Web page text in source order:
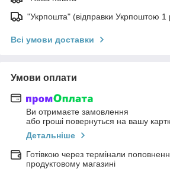
"Укрпошта" (відправки Укрпоштою 1
Всі умови доставки
Умови оплати
Ви отримаєте замовлення
або гроші повернуться на вашу
Детальніше
Готівкою через термінали
продуктовому магазині